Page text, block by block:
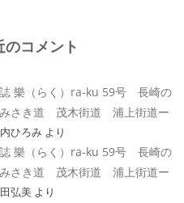
のコメント
樂（らく）ra-ku 59号 長崎の
さき道 茂木街道 浦上街道ー
ひろみ より
樂（らく）ra-ku 59号 長崎の
さき道 茂木街道 浦上街道ー
弘美 より